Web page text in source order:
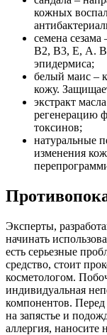
кожных
семена
В2, В3, Е, А.
эпидермиса;
белый маис –
кожу.
экстракт
регенерацию
токсинов;
натуральные
изменения
Эксперты,
начинать
есть серьезные
средство, стоит
косметологом.
индивидуальная
компонентов. Перед
на запястье и
аллергия, наносите